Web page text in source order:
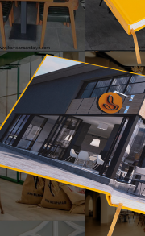
sağlar.
hareket
kolayca uyum
ve modern
bir oturma
Ürünü
2025 Kamsan Sandalye - Bursa